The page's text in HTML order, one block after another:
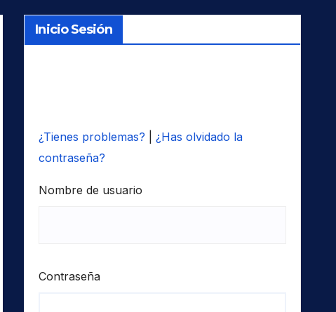
Inicio Sesión
¿Tienes problemas?
¿Has olvidado la
contraseña?
Nombre de usuario
Contraseña